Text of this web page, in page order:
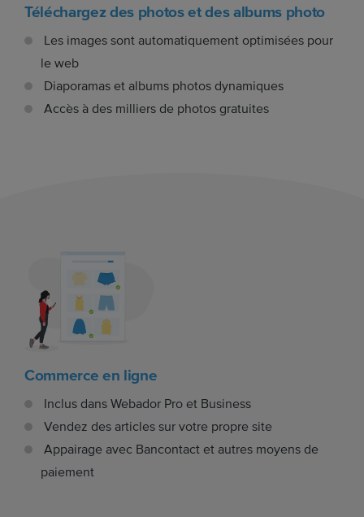
Téléchargez des photos et des albums photo
Les images sont automatiquement optimisées pour
le web
Diaporamas et albums photos dynamiques
Accès à des milliers de photos gratuites
Commerce en ligne
Inclus dans Webador Pro et Business
Vendez des articles sur votre propre site
Appairage avec Bancontact et autres moyens de
paiement